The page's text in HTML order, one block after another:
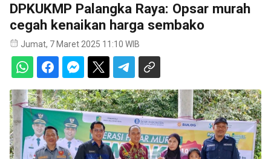
DPKUKMP Palangka Raya: Opsar murah
cegah kenaikan harga sembako
Jumat, 7 Maret 2025 11:10 WIB